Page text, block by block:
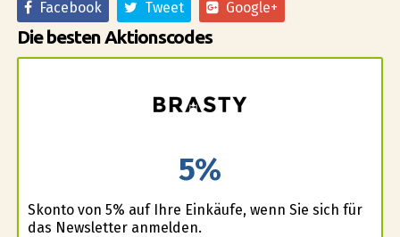
Facebook
Tweet Google+
Die besten Aktionscodes
5%
Skonto von 5% auf Ihre Einkäufe, wenn Sie sich für
das Newsletter anmelden.